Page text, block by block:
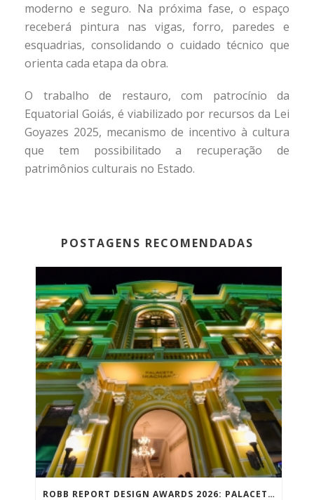
moderno e seguro. Na próxima fase, o espaço
receberá pintura nas vigas, forro, paredes e
esquadrias, consolidando o cuidado técnico que
orienta cada etapa da obra.
O trabalho de restauro, com patrocínio da
Equatorial Goiás, é viabilizado por recursos da Lei
Goyazes 2025, mecanismo de incentivo à cultura
que tem possibilitado a recuperação de
patrimônios culturais no Estado.
POSTAGENS RECOMENDADAS
ROBB REPORT DESIGN AWARDS 2026: PALACETE TIRACHAPÉU VENCE PRÊMIO NACIONAL DE DESIGN NA CATEGORIA MELHOR PROJETO PARA A CULTURA